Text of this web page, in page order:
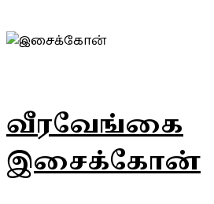
வீரவேங்கை
இசைக்கோன்